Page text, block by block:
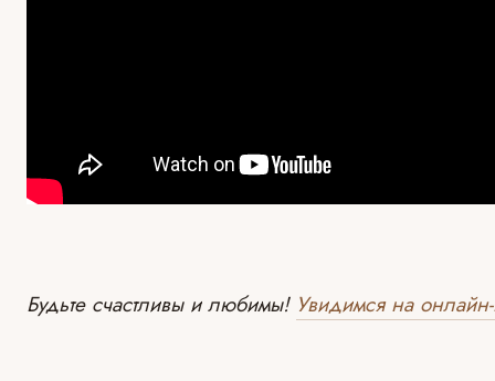
Будьте счастливы и любимы! Увидимся на